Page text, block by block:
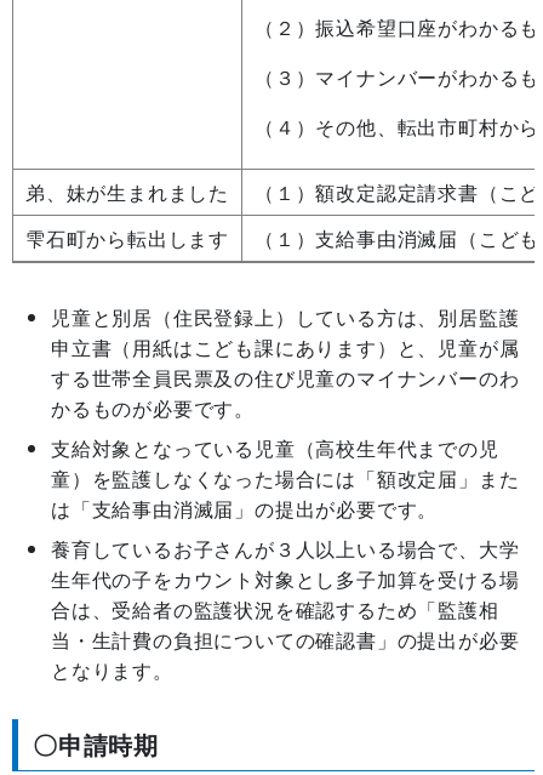
（２）振込希望口座がわかる
（３）マイナンバーがわかる
（４）その他、転出市町村か
弟、妹が生まれました
（１）額改定認定請求書（こ
雫石町から転出します
（１）支給事由消滅届（こど
児童と別居（住民登録上）している方は、別居監護
申立書（用紙はこども課にあります）と、児童が属
する世帯全員民票及の住び児童のマイナンバーのわ
かるものが必要です。
支給対象となっている児童（高校生年代までの児
童）を監護しなくなった場合には「額改定届」また
は「支給事由消滅届」の提出が必要です。
養育しているお子さんが３人以上いる場合で、 大学
生年代の子をカウント対象とし多子加算を受ける場
合は、受給者の監護状況を確認するため「監護相
当・生計費の負担についての確認書」の提出が必要
となります。
〇申請時期